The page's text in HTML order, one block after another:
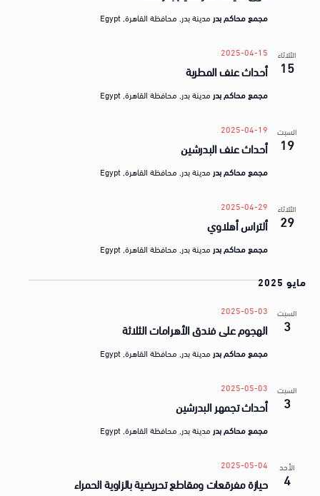
مجمع محاكم بدر مدينة بدر, محافظة القاهرة, Egypt
الثلاثاء
15 أحداث عنف المطرية
2025-04-15
مجمع محاكم بدر مدينة بدر, محافظة القاهرة, Egypt
السبت
19 أحداث عنف البدرشين
2025-04-19
مجمع محاكم بدر مدينة بدر, محافظة القاهرة, Egypt
الثلاثاء
29 ألتراس أهلاوي
2025-04-29
مجمع محاكم بدر مدينة بدر, محافظة القاهرة, Egypt
مايو 2025
السبت
3 الهجوم على فندق الأهرامات الثلاثة
2025-05-03
مجمع محاكم بدر مدينة بدر, محافظة القاهرة, Egypt
السبت
3 أحداث تجمهر البدرشين
2025-05-03
مجمع محاكم بدر مدينة بدر, محافظة القاهرة, Egypt
الأحد
4 حيازة مفرقعات ومقاطع تحريضية بالزاوية الحمراء
2025-05-04